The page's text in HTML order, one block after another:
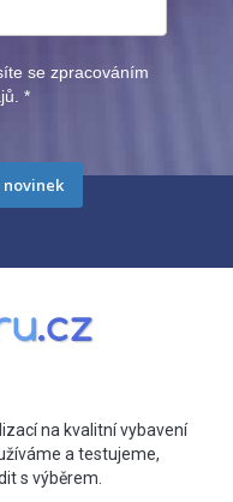
se zpracováním
*
na kvalitní vybavení
a testujeme,
s výběrem.